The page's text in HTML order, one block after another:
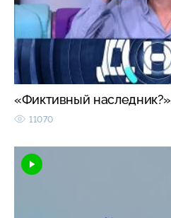
«Фиктивный наследник?»
11070